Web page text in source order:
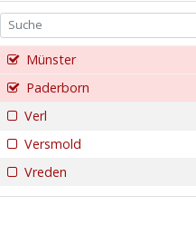
Münster
Paderborn
Verl
Versmold
Vreden